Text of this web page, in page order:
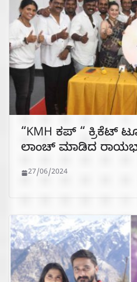
“KMH ಕಪ್ “
ಲಾಂಚ್ ಮಾಡಿದ
27/06/2024